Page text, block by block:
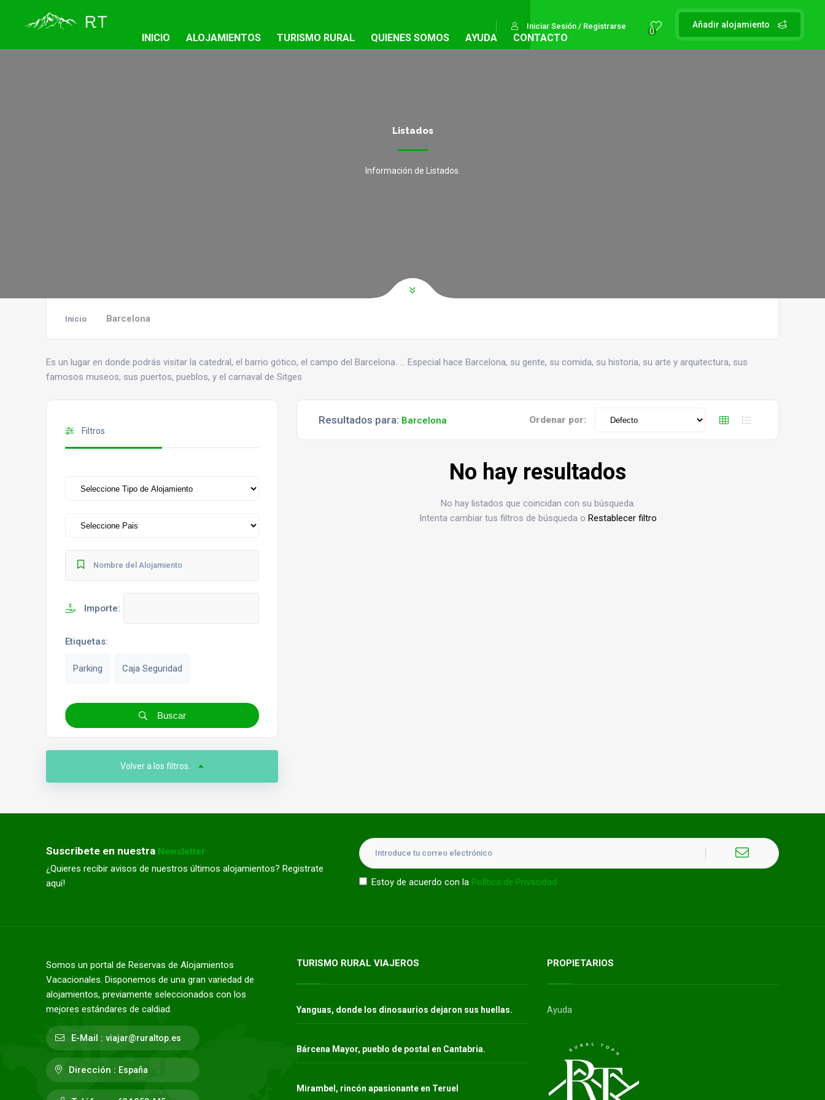
Añadir alojamiento
0
Iniciar Sesión / Registrarse
INICIO ALOJAMIENTOS TURISMO RURAL QUIENES SOMOS AYUDA CONTACTO
Listados
Información de Listados.
Inicio Barcelona
Es un lugar en donde podrás visitar la catedral, el barrio gótico, el campo del Barcelona. … Especial hace Barcelona, su gente, su comida, su historia, su arte y arquitectura, sus
famosos museos, sus puertos, pueblos, y el carnaval de Sitges
Filtros
Importe:
Etiquetas:
Parking Caja Seguridad
Buscar
Volver a los filtros.
Resultados para: Barcelona Ordenar por:
No hay resultados
No hay listados que coincidan con su búsqueda.
Intenta cambiar tus filtros de búsqueda o Restablecer filtro
Suscribete en nuestra Newsletter
¿Quieres recibir avisos de nuestros últimos alojamientos? Registrate
aquí!
Estoy de acuerdo con la Política de Privacidad
Somos un portal de Reservas de Alojamientos
Vacacionales. Disponemos de una gran variedad de
alojamientos, previamente seleccionados con los
mejores estándares de caldiad.
E-Mail : viajar@ruraltop.es
Dirección : España
TURISMO RURAL VIAJEROS
Yanguas, donde los dinosaurios dejaron sus huellas.
Bárcena Mayor, pueblo de postal en Cantabria.
Mirambel, rincón apasionante en Teruel
PROPIETARIOS
Ayuda